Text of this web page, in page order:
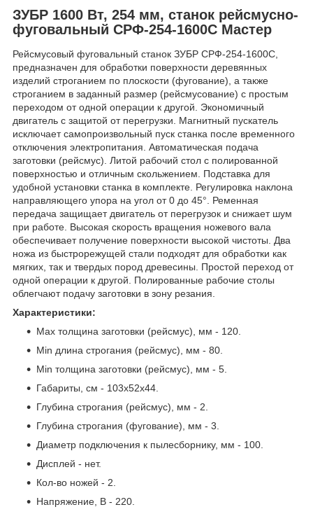
ЗУБР 1600 Вт, 254 мм, станок рейсмусно-
фуговальный СРФ-254-1600С Мастер
Рейсмусовый фуговальный станок ЗУБР СРФ-254-1600С,
предназначен для обработки поверхности деревянных
изделий строганием по плоскости (фугование), а также
строганием в заданный размер (рейсмусование) с простым
переходом от одной операции к другой. Экономичный
двигатель с защитой от перегрузки. Магнитный пускатель
исключает самопроизвольный пуск станка после временного
отключения электропитания. Автоматическая подача
заготовки (рейсмус). Литой рабочий стол с полированной
поверхностью и отличным скольжением. Подставка для
удобной установки станка в комплекте. Регулировка наклона
направляющего упора на угол от 0 до 45°. Ременная
передача защищает двигатель от перегрузок и снижает шум
при работе. Высокая скорость вращения ножевого вала
обеспечивает получение поверхности высокой чистоты. Два
ножа из быстрорежущей стали подходят для обработки как
мягких, так и твердых пород древесины. Простой переход от
одной операции к другой. Полированные рабочие столы
облегчают подачу заготовки в зону резания.
Характеристики:
Max толщина заготовки (рейсмус), мм - 120.
Min длина строгания (рейсмус), мм - 80.
Min толщина заготовки (рейсмус), мм - 5.
Габариты, см - 103x52x44.
Глубина строгания (рейсмус), мм - 2.
Глубина строгания (фугование), мм - 3.
Диаметр подключения к пылесборнику, мм - 100.
Дисплей - нет.
Кол-во ножей - 2.
Напряжение, В - 220.